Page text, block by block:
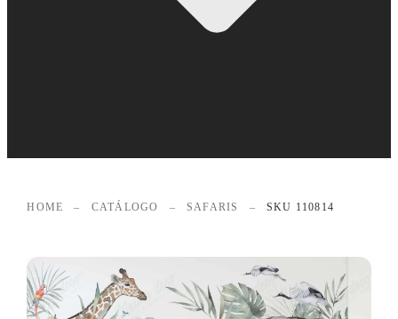
HOME – CATÁLOGO – SAFARIS – SKU 110814